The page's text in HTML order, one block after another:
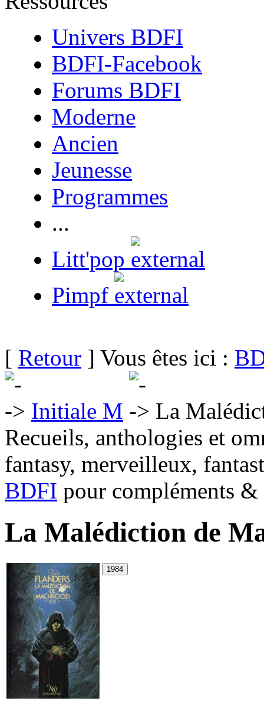
Univers BDFI
BDFI-Facebook
Forums BDFI
Moderne
Ancien
Jeunesse
Programmes
...
Litt'pop
Pimpf
[ Retour ] Vous êtes ici :
Initiale M
La
Recueils, anthologies et
fantasy, merveilleux,
BDFI pour compléments
La Malédiction de